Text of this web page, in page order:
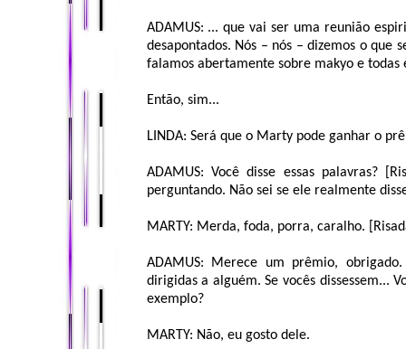
ADAMUS: ... que vai ser uma reunião
desapontados. Nós – nós – dizemos o que
falamos abertamente sobre makyo e todas
Então, sim...
LINDA: Será que o Marty pode ganhar o
ADAMUS: Você disse essas palavras?
perguntando. Não sei se ele realmente
MARTY: Merda, foda, porra, caralho.
ADAMUS: Merece um prêmio,
dirigidas a alguém. Se vocês dissessem...
exemplo?
MARTY: Não, eu gosto dele.